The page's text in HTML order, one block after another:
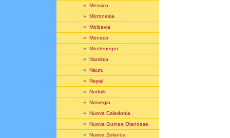
» Messico
» Micronesia
» Moldavia
» Monaco
» Montenegro
» Namibia
» Nauru
» Nepal
» Norfolk
» Norvegia
» Nuova Caledonia
» Nuova Guinea Olandese
» Nuova Zelanda